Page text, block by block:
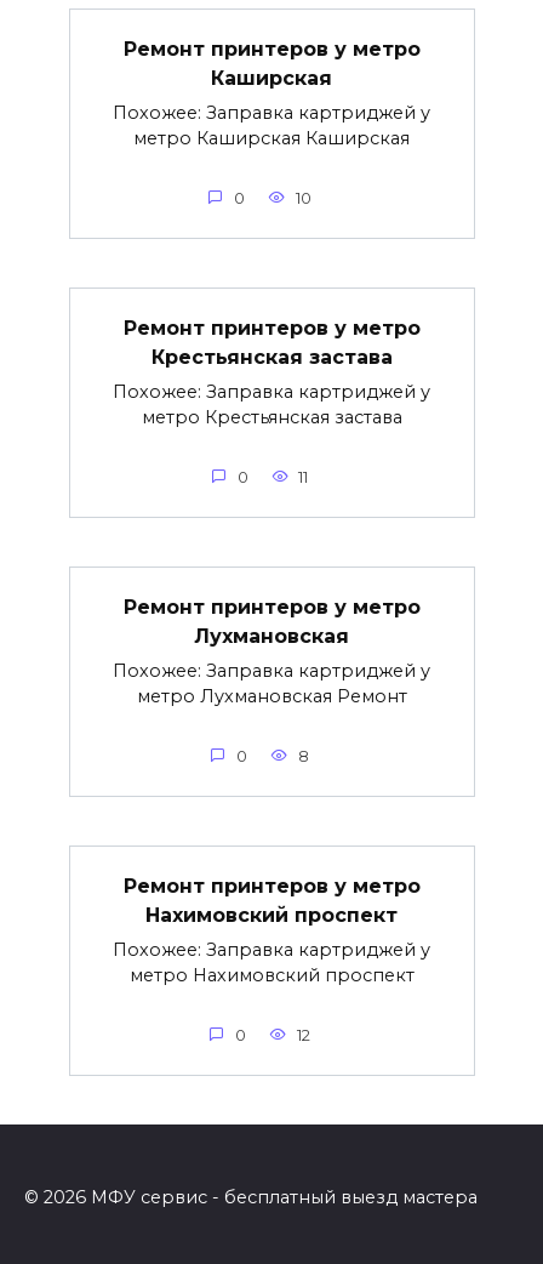
Ремонт принтеров у метро
Каширская
Похожее: Заправка картриджей у
метро Каширская Каширская
0 10
Ремонт принтеров у метро
Крестьянская застава
Похожее: Заправка картриджей у
метро Крестьянская застава
0 11
Ремонт принтеров у метро
Лухмановская
Похожее: Заправка картриджей у
метро Лухмановская Ремонт
0 8
Ремонт принтеров у метро
Нахимовский проспект
Похожее: Заправка картриджей у
метро Нахимовский проспект
0 12
© 2026 МФУ сервис - бесплатный выезд мастера